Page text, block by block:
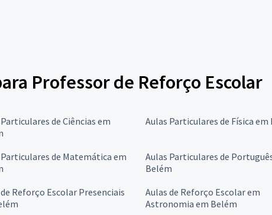
Professor de Reforço Escolar
de Ciências em
Aulas Particulares de Física em
de Matemática em
Aulas Particulares de
Belém
Reforço Escolar Presenciais
Aulas de Reforço Escolar em
Astronomia em Belém